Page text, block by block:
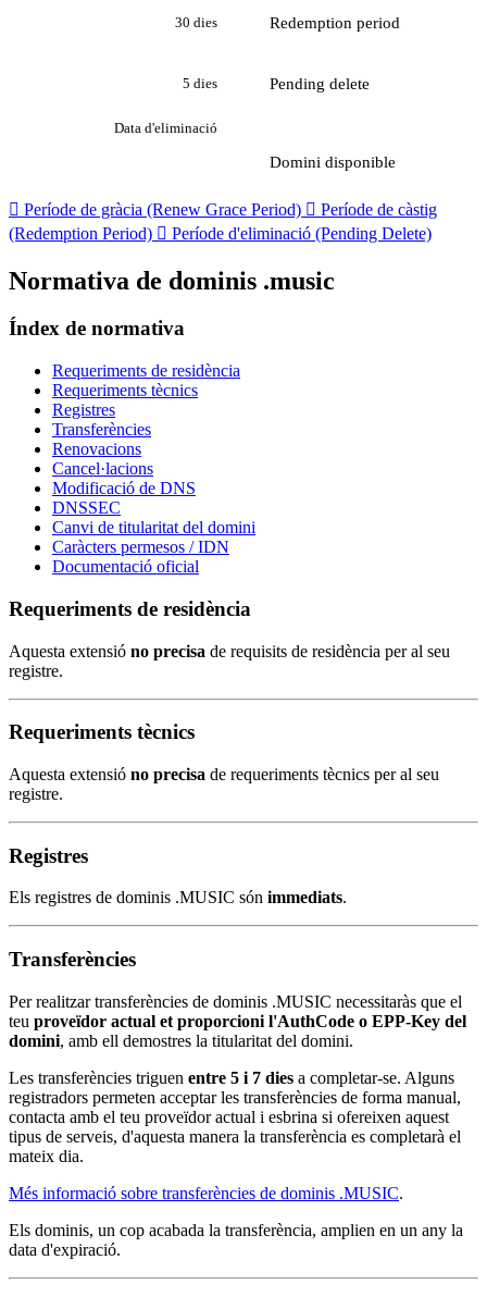
30 dies Redemption period
5 dies Pending delete
Data d'eliminació
Domini disponible
 Període de gràcia (Renew Grace Period)  Període de càstig
(Redemption Period)  Període d'eliminació (Pending Delete)
Normativa de dominis .music
Índex de normativa
Requeriments de residència
Requeriments tècnics
Registres
Transferències
Renovacions
Cancel·lacions
Modificació de DNS
DNSSEC
Canvi de titularitat del domini
Caràcters permesos / IDN
Documentació oficial
Requeriments de residència
Aquesta extensió no precisa de requisits de residència per al seu
registre.
Requeriments tècnics
Aquesta extensió no precisa de requeriments tècnics per al seu
registre.
Registres
Els registres de dominis .MUSIC són immediats.
Transferències
Per realitzar transferències de dominis .MUSIC necessitaràs que el
teu proveïdor actual et proporcioni l'AuthCode o EPP-Key del
domini, amb ell demostres la titularitat del domini.
Les transferències triguen entre 5 i 7 dies a completar-se. Alguns
registradors permeten acceptar les transferències de forma manual,
contacta amb el teu proveïdor actual i esbrina si ofereixen aquest
tipus de serveis, d'aquesta manera la transferència es completarà el
mateix dia.
Més informació sobre transferències de dominis .MUSIC.
Els dominis, un cop acabada la transferència, amplien en un any la
data d'expiració.